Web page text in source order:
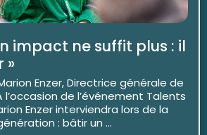
impact ne suffit plus : il
»
Enzer, Directrice générale de
l’occasion de l’événement Talents
Enzer interviendra lors de la
: bâtir un ...